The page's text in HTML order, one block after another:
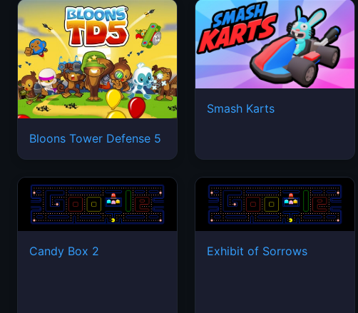
Bloons Tower Defense 5
Smash Karts
Candy Box 2 Exhibit of Sorrows